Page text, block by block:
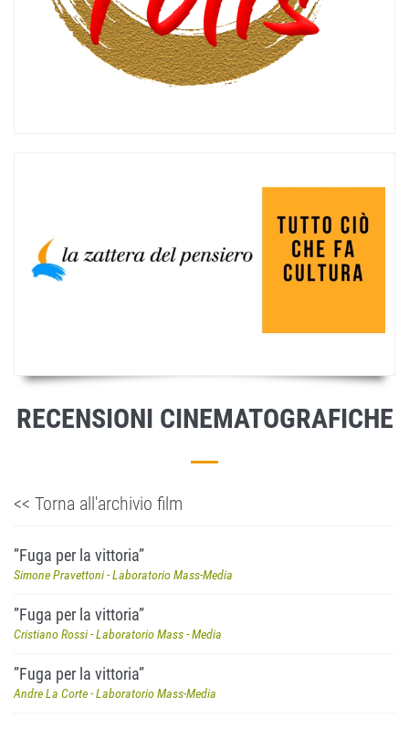
RECENSIONI CINEMATOGRAFICHE
<< Torna all'archivio film
”Fuga per la vittoria”
Simone Pravettoni - Laboratorio Mass-Media
”Fuga per la vittoria”
Cristiano Rossi - Laboratorio Mass - Media
”Fuga per la vittoria”
Andre La Corte - Laboratorio Mass-Media